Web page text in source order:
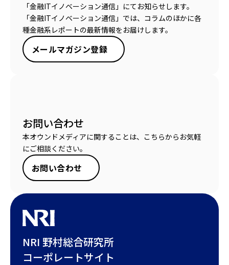
「金融ITイノベーション通信」にてお知らせします。
「金融ITイノベーション通信」では、コラムのほかに各
種金融系レポートの最新情報をお届けします。
メールマガジン登録
お問い合わせ
本オウンドメディアに関することは、こちらからお気軽
にご相談ください。
お問い合わせ
NRI 野村総合研究所
コーポレートサイト